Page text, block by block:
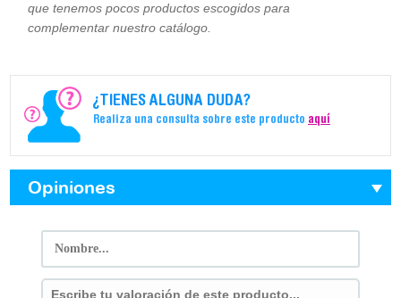
que tenemos pocos productos escogidos para
complementar nuestro catálogo.
¿TIENES ALGUNA DUDA?
Realiza una consulta sobre este producto aquí
Opiniones